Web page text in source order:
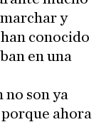
y
conocido
en una
son ya
ahora